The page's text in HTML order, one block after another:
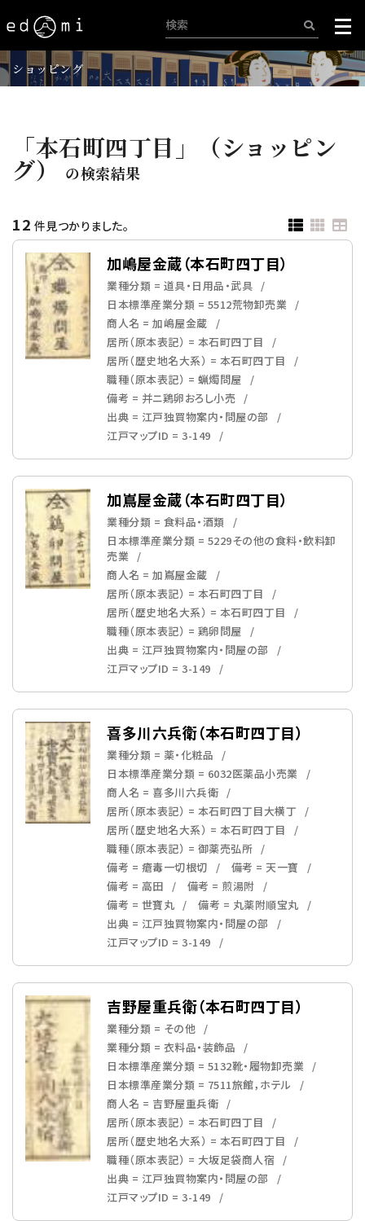
ショッピング
「本石町四丁目」（ショッピン
グ） の検索結果
12 件見つかりました。
加嶋屋金蔵（本石町四丁目）
業種分類 = 道具・日用品・武具
日本標準産業分類 = 5512荒物卸売業
商人名 = 加嶋屋金蔵
居所（原本表記） = 本石町四丁目
居所（歴史地名大系） = 本石町四丁目
職種（原本表記） = 蝋燭問屋
備考 = 并ニ鶏卵おろし小売
出典 = 江戸独買物案内・問屋の部
江戸マップID = 3-149
加嶌屋金蔵（本石町四丁目）
業種分類 = 食料品・酒類
日本標準産業分類 = 5229その他の食料・飲料卸
売業
商人名 = 加嶌屋金蔵
居所（原本表記） = 本石町四丁目
居所（歴史地名大系） = 本石町四丁目
職種（原本表記） = 鶏卵問屋
出典 = 江戸独買物案内・問屋の部
江戸マップID = 3-149
喜多川六兵衛（本石町四丁目）
業種分類 = 薬・化粧品
日本標準産業分類 = 6032医薬品小売業
商人名 = 喜多川六兵衛
居所（原本表記） = 本石町四丁目大横丁
居所（歴史地名大系） = 本石町四丁目
職種（原本表記） = 御薬売弘所
備考 = 瘡毒一切根切
備考 = 天一寶
備考 = 高田
備考 = 煎湯附
備考 = 世寶丸
備考 = 丸薬附順宝丸
出典 = 江戸独買物案内・問屋の部
江戸マップID = 3-149
吉野屋重兵衛（本石町四丁目）
業種分類 = その他
業種分類 = 衣料品・装飾品
日本標準産業分類 = 5132靴・履物卸売業
日本標準産業分類 = 7511旅館，ホテル
商人名 = 吉野屋重兵衛
居所（原本表記） = 本石町四丁目
居所（歴史地名大系） = 本石町四丁目
職種（原本表記） = 大坂足袋商人宿
出典 = 江戸独買物案内・問屋の部
江戸マップID = 3-149